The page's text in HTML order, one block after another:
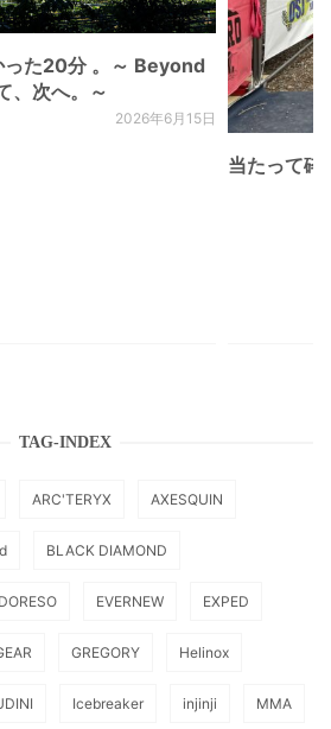
た20分 。～ Beyond
、次へ。～
2026年6月15日
当たって砕
TAG-INDEX
ARC'TERYX AXESQUIN
BLACK DIAMOND
EVERNEW EXPED
GREGORY Helinox
Icebreaker injinji MMA